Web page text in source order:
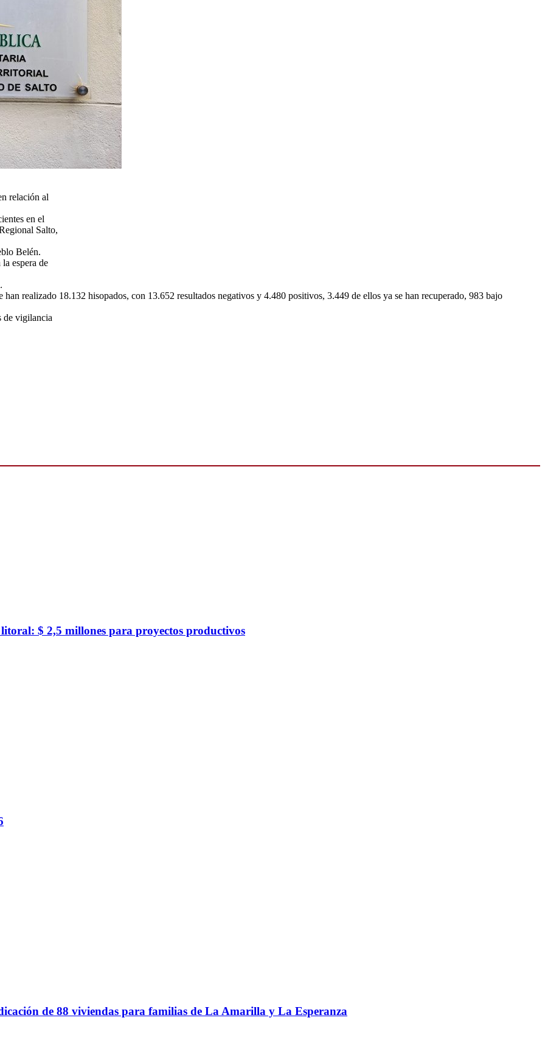
relación al
en el
Salto,
Belén.
espera de
han realizado 18.132 hisopados, con 13.652 resultados negativos y 4.480 positivos, 3.449 de ellos ya se han recuperado, 983 bajo
de vigilancia
$ 2,5 millones para proyectos productivos
de 88 viviendas para familias de La Amarilla y La Esperanza